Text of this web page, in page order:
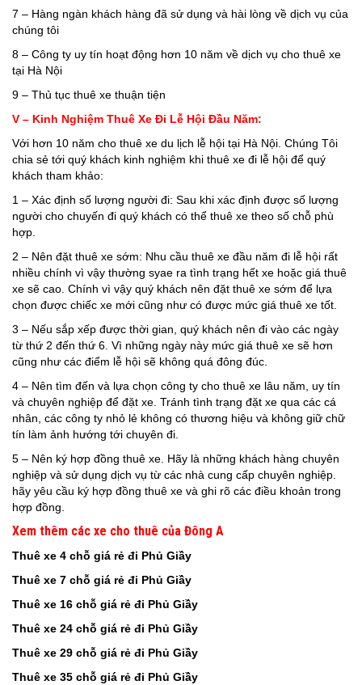
7 – Hàng ngàn khách hàng đã sử dụng và hài lòng về dịch vụ của
chúng tôi
8 – Công ty uy tín hoạt động hơn 10 năm về dịch vụ cho thuê xe
tại Hà Nội
9 – Thủ tục thuê xe thuận tiện
V – Kinh Nghiệm Thuê Xe Đi Lễ Hội Đầu Năm:
Với hơn 10 năm cho thuê xe du lịch lễ hội tại Hà Nội. Chúng Tôi
chia sẻ tới quý khách kinh nghiệm khi thuê xe đi lễ hội để quý
khách tham khảo:
1 – Xác định số lượng người đi: Sau khi xác định được số lượng
người cho chuyến đi quý khách có thể thuê xe theo số chỗ phù
hợp.
2 – Nên đặt thuê xe sớm: Nhu cầu thuê xe đầu năm đi lễ hội rất
nhiều chính vì vậy thường syae ra tình trạng hết xe hoặc giá thuê
xe sẽ cao. Chính vì vậy quý khách nên đặt thuê xe sớm để lựa
chọn được chiếc xe mới cũng như có được mức giá thuê xe tốt.
3 – Nếu sắp xếp được thời gian, quý khách nên đi vào các ngày
từ thứ 2 đến thứ 6. Vì những ngày này mức giá thuê xe sẽ hơn
cũng như các điểm lễ hội sẽ không quá đông đúc.
4 – Nên tìm đến và lựa chọn công ty cho thuê xe lâu năm, uy tín
và chuyên nghiệp để đặt xe. Tránh tình trạng đặt xe qua các cá
nhân, các công ty nhỏ lẻ không có thương hiệu và không giữ chữ
tín làm ảnh hướng tới chuyên đi.
5 – Nên ký hợp đồng thuê xe. Hãy là những khách hàng chuyên
nghiệp và sử dụng dịch vụ từ các nhà cung cấp chuyên nghiệp.
hãy yêu cầu ký hợp đồng thuê xe và ghi rõ các điều khoản trong
hợp đồng.
Xem thêm các xe cho thuê của Đông A
Thuê xe 4 chỗ giá rẻ đi Phủ Giầy
Thuê xe 7 chỗ giá rẻ đi Phủ Giầy
Thuê xe 16 chỗ giá rẻ đi Phủ Giầy
Thuê xe 24 chỗ giá rẻ đi Phủ Giầy
Thuê xe 29 chỗ giá rẻ đi Phủ Giầy
Thuê xe 35 chỗ giá rẻ đi Phủ Giầy